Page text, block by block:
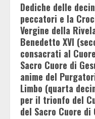
Dediche delle
peccatori e la
Vergine della
Benedetto XVI
consacrati al
Sacro Cuore di
anime del
Limbo (quarta
per il trionfo del
del Sacro Cuore di